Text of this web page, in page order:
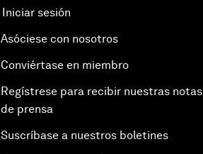
Iniciar sesión
Asóciese con nosotros
Conviértase en miembro
Regístrese para recibir nuestras notas
de prensa
Suscríbase a nuestros boletines